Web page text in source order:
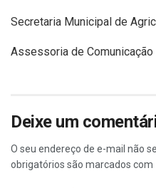
Secretaria Municipal de
Assessoria de Comunicação
Deixe um
O seu endereço de e-mail não
obrigatórios são marcados com